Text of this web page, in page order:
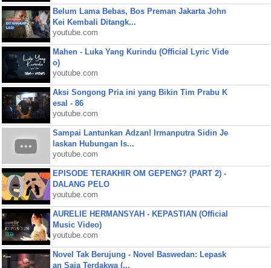
Belum Lama Bebas, Bos Preman Jakarta John
Kei Kembali Ditangk...
youtube.com
Mahen - Luka Yang Kurindu (Official Lyric Vide
o)
youtube.com
Aksi Songong Pria ini yang Bikin Tim Prabu K
esal - 86
youtube.com
Sampai Lantunkan Adzan! Irmanputra Sidin Je
laskan Hubungan Is...
youtube.com
EPISODE TERAKHIR OM GEPENG? (PART 2) -
DALANG PELO
youtube.com
AURELIE HERMANSYAH - KEPASTIAN (Official
Music Video)
youtube.com
Novel Tak Berujung - Novel Baswedan: Lepask
an Saja Terdakwa (...